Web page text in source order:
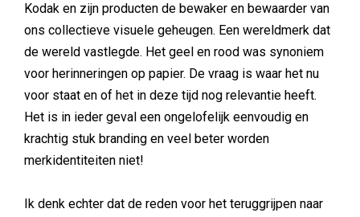
Kodak en zijn producten de bewaker en bewaarder van
ons collectieve visuele geheugen. Een wereldmerk dat
de wereld vastlegde. Het geel en rood was synoniem
voor herinneringen op papier. De vraag is waar het nu
voor staat en of het in deze tijd nog relevantie heeft.
Het is in ieder geval een ongelofelijk eenvoudig en
krachtig stuk branding en veel beter worden
merkidentiteiten niet!
Ik denk echter dat de reden voor het teruggrijpen naar